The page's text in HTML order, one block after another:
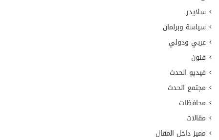
سلايدر
سياسة وبرلمان
عربي ودولي
فنون
فيديو الحدث
مجتمع الحدث
محافظات
مقالات
مميز داخل المقال